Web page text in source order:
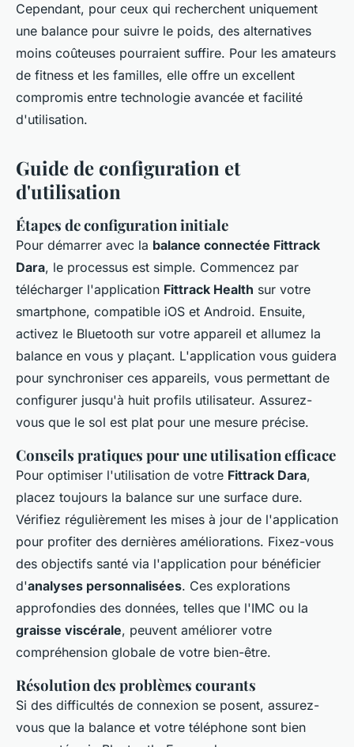
Cependant, pour ceux qui recherchent uniquement
une balance pour suivre le poids, des alternatives
moins coûteuses pourraient suffire. Pour les amateurs
de fitness et les familles, elle offre un excellent
compromis entre technologie avancée et facilité
d'utilisation.
Guide de configuration et
d'utilisation
Étapes de configuration initiale
Pour démarrer avec la balance connectée Fittrack
Dara, le processus est simple. Commencez par
télécharger l'application Fittrack Health sur votre
smartphone, compatible iOS et Android. Ensuite,
activez le Bluetooth sur votre appareil et allumez la
balance en vous y plaçant. L'application vous guidera
pour synchroniser ces appareils, vous permettant de
configurer jusqu'à huit profils utilisateur. Assurez-
vous que le sol est plat pour une mesure précise.
Conseils pratiques pour une utilisation efficace
Pour optimiser l'utilisation de votre Fittrack Dara,
placez toujours la balance sur une surface dure.
Vérifiez régulièrement les mises à jour de l'application
pour profiter des dernières améliorations. Fixez-vous
des objectifs santé via l'application pour bénéficier
d'analyses personnalisées. Ces explorations
approfondies des données, telles que l'IMC ou la
graisse viscérale, peuvent améliorer votre
compréhension globale de votre bien-être.
Résolution des problèmes courants
Si des difficultés de connexion se posent, assurez-
vous que la balance et votre téléphone sont bien